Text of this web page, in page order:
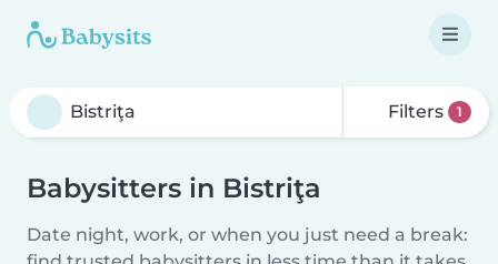
Filters 1
Babysitters in Bistriţa
Date night, work, or when you just need a break: